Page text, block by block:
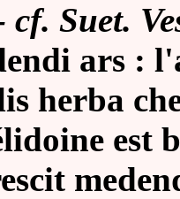
cf. Suet.
ars :
est